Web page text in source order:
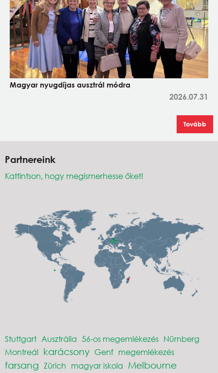
Magyar nyugdíjas ausztrál módra
2026.07.31
Tovább
Partnereink
Kattintson, hogy megismerhesse őket!
Stuttgart Ausztrália 56-os megemlékezés Nürnberg
Montreál karácsony Genf megemlékezés
farsang Zürich magyar iskola Melbourne